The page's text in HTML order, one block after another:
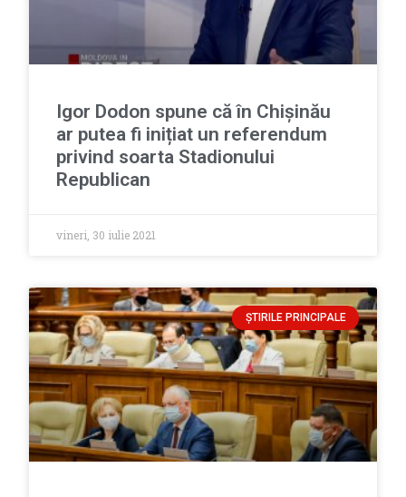
Igor Dodon spune că în Chișinău
ar putea fi inițiat un referendum
privind soarta Stadionului
Republican
vineri, 30 iulie 2021
ȘTIRILE PRINCIPALE